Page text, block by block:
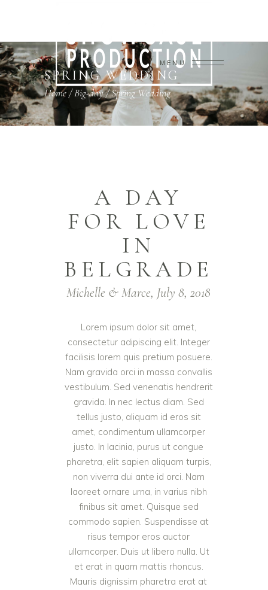
MENU
SPRING WEDDING
Home/Big-day/Spring Wedding
A DAY
FOR LOVE
IN
BELGRADE
Michelle & Marce, July 8, 2018
Lorem ipsum dolor sit amet,
consectetur adipiscing elit. Integer
facilisis lorem quis pretium posuere.
Nam gravida orci in massa convallis
vestibulum. Sed venenatis hendrerit
gravida. In nec lectus diam. Sed
tellus justo, aliquam id eros sit
amet, condimentum ullamcorper
justo. In lacinia, purus ut congue
pharetra, elit sapien aliquam turpis,
non viverra dui ante id orci. Nam
laoreet ornare urna, in varius nibh
finibus sit amet. Quisque sed
commodo sapien. Suspendisse at
risus tempor eros auctor
ullamcorper. Duis ut libero nulla. Ut
et erat in quam mattis rhoncus.
Mauris dignissim pharetra erat at